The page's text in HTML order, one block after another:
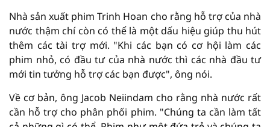
Nhà sản xuất phim Trinh Hoan cho rằng hỗ trợ của nhà
nước thậm chí còn có thể là một dấu hiệu giúp thu hút
thêm các tài trợ mới. "Khi các bạn có cơ hội làm các
phim nhỏ, có đầu tư của nhà nước thì các nhà đầu tư
mới tin tưởng hỗ trợ các bạn được", ông nói.
Về cơ bản, ông Jacob Neiindam cho rằng nhà nước rất
cần hỗ trợ cho phân phối phim. "Chúng ta cần làm tất